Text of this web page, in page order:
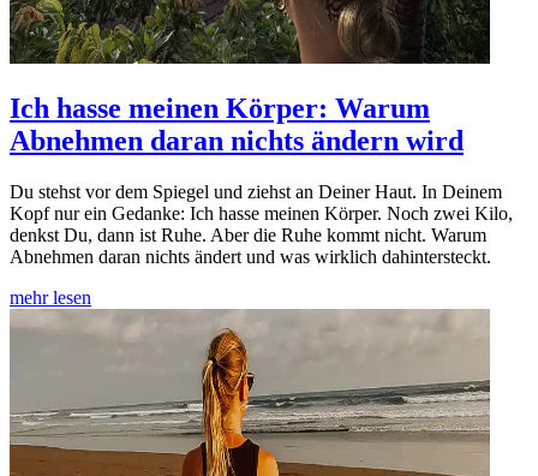
Ich hasse meinen Körper: Warum
Abnehmen daran nichts ändern wird
Du stehst vor dem Spiegel und ziehst an Deiner Haut. In Deinem
Kopf nur ein Gedanke: Ich hasse meinen Körper. Noch zwei Kilo,
denkst Du, dann ist Ruhe. Aber die Ruhe kommt nicht. Warum
Abnehmen daran nichts ändert und was wirklich dahintersteckt.
mehr lesen